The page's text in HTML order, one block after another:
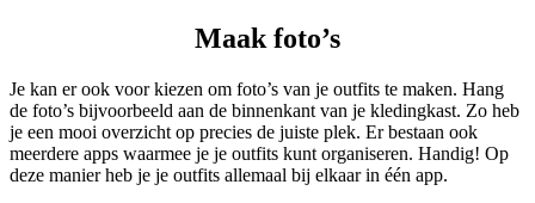
Maak foto’s
Je kan er ook voor kiezen om foto’s van je outfits te maken. Hang
de foto’s bijvoorbeeld aan de binnenkant van je kledingkast. Zo heb
je een mooi overzicht op precies de juiste plek. Er bestaan ook
meerdere apps waarmee je je outfits kunt organiseren. Handig! Op
deze manier heb je je outfits allemaal bij elkaar in één app.